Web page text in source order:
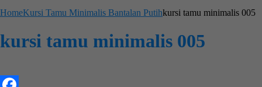
HomeKursi Tamu Minimalis Bantalan Putihkursi tamu minimalis 005
kursi tamu minimalis 005